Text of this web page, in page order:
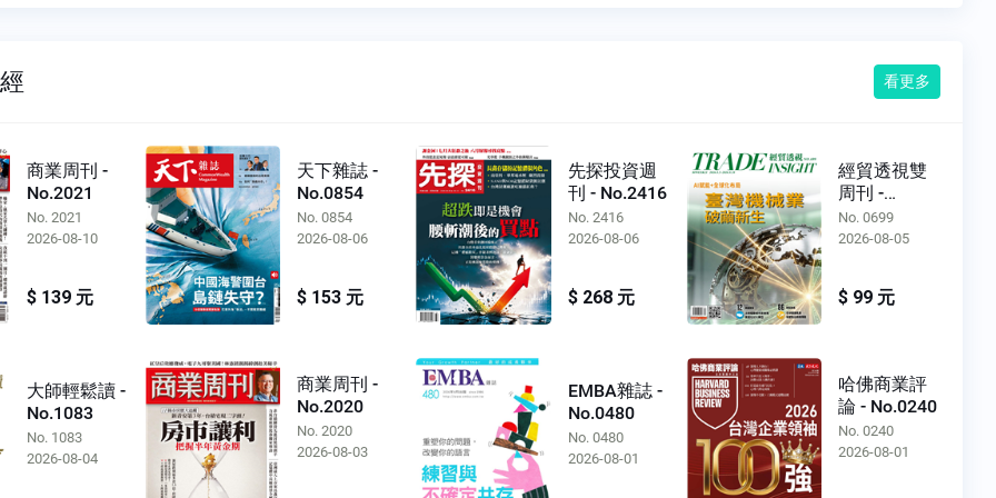
看更多
商業周刊 -
No.2021
No. 2021
2026-08-10
$ 139 元
天下雜誌 -
No.0854
No. 0854
2026-08-06
$ 153 元
先探投資週
刊 - No.2416
No. 2416
2026-08-06
$ 268 元
經貿透視雙
周刊 -
No.0699
No. 0699
2026-08-05
$ 99 元
大師輕鬆讀 -
No.1083
No. 1083
2026-08-04
商業周刊 -
No.2020
No. 2020
2026-08-03
EMBA雜誌 -
No.0480
No. 0480
2026-08-01
哈佛商業評
論 - No.0240
No. 0240
2026-08-01